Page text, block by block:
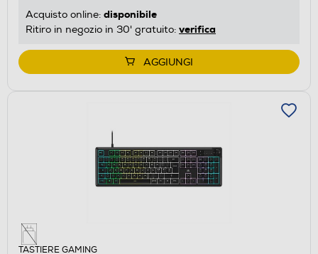
Acquisto online: disponibile
Ritiro in negozio in 30' gratuito: verifica
AGGIUNGI
TASTIERE GAMING